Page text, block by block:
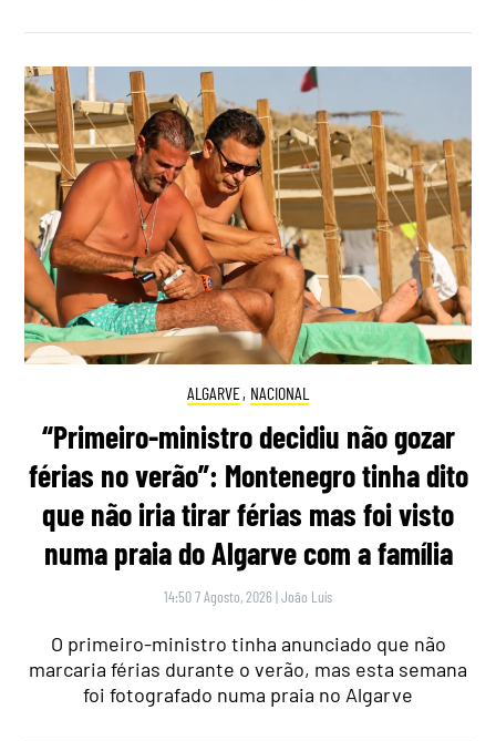
ALGARVE, NACIONAL
“Primeiro-ministro decidiu não gozar
férias no verão”: Montenegro tinha dito
que não iria tirar férias mas foi visto
numa praia do Algarve com a família
14:50 7 Agosto, 2026 |João Luís
O primeiro-ministro tinha anunciado que não
marcaria férias durante o verão, mas esta semana
foi fotografado numa praia no Algarve